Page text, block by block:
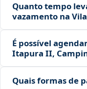
Quanto tempo
vazamento na
É possível
Itapura II,
Quais formas de